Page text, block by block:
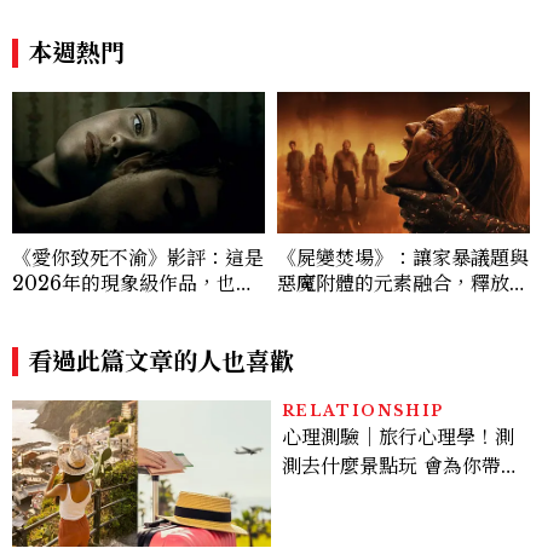
讓敵人成為朋友。」
本週熱門
《愛你致死不渝》影評：這是
2026年的現象級作品，也是
《屍變焚場》：讓家暴議題與
惡魔附體的元素融合，釋放人
看過此篇文章的人也喜歡
RELATIONSHIP
心理測驗｜旅行心理學！測
測去什麼景點玩 會為你帶來